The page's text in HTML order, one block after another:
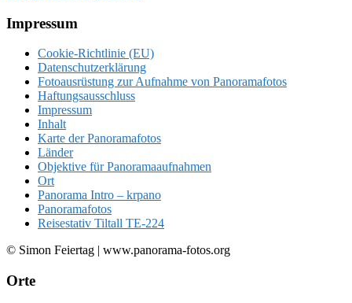
Footer
Impressum
Cookie-Richtlinie (EU)
Datenschutzerklärung
Fotoausrüstung zur Aufnahme von Panoramafotos
Haftungsausschluss
Impressum
Inhalt
Karte der Panoramafotos
Länder
Objektive für Panoramaaufnahmen
Ort
Panorama Intro – krpano
Panoramafotos
Reisestativ Tiltall TE-224
© Simon Feiertag | www.panorama-fotos.org
Orte